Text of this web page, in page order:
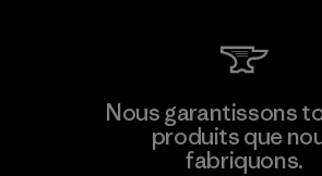
CKT Apparel (Pvt) Ltd. -
Agalawatte
Nous garantissons
produits que
fabriquons.